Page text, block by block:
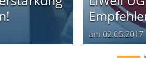
am 02.05.2017